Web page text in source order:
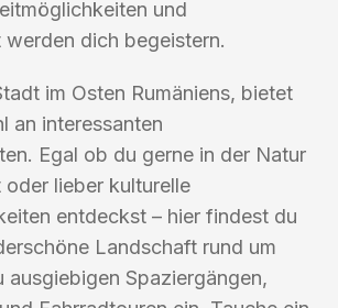
und
werden dich begeistern.
im Osten Rumäniens, bietet
an interessanten
Egal ob du gerne in der Natur
lieber kulturelle
entdeckst – hier findest du
Landschaft rund um
ausgiebigen Spaziergängen,